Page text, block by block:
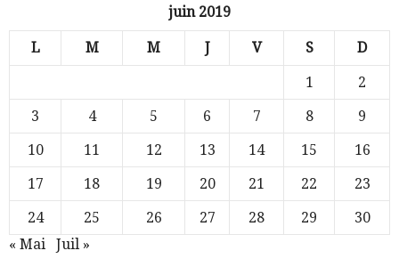
juin 2019
L M M J V S D
1
2
3
4 5 6 7 8
9
10
11 12 13 14 15
16
17
18 19 20 21 22
23
24
25 26 27 28 29
30
« Mai
Juil »